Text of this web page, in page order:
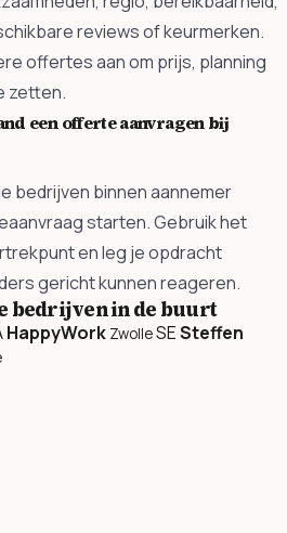
reviews of keurmerken.
offertes aan om prijs, planning
zetten.
een offerte aanvragen bij
bedrijven binnen aannemer
starten. Gebruik het
en leg je opdracht
gericht kunnen reageren.
bedrijven in de buurt
HappyWork ZwolleSESteffen